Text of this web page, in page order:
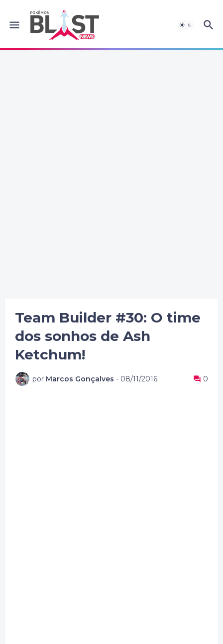
Team Builder #30: O time
dos sonhos de Ash
Ketchum!
por Marcos Gonçalves - 08/11/2016 0